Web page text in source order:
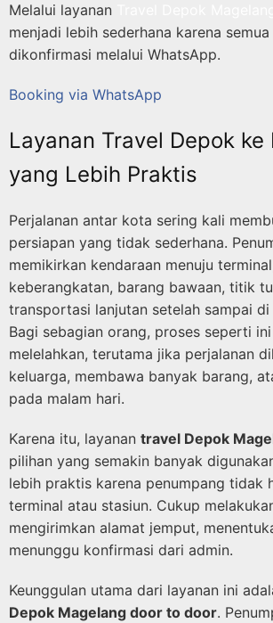
Melalui layanan
menjadi lebih sederhana karena
dikonfirmasi melalui WhatsApp.
Booking via WhatsApp
Layanan Travel Depok ke
yang Lebih Praktis
Perjalanan antar kota sering kali
persiapan yang tidak sederhana.
memikirkan kendaraan menuju
keberangkatan, barang bawaan, titik
transportasi lanjutan setelah sampai
Bagi sebagian orang, proses seperti
melelahkan, terutama jika perjalanan
keluarga, membawa banyak barang,
pada malam hari.
Karena itu, layanan travel Depok
pilihan yang semakin banyak
lebih praktis karena penumpang tidak
terminal atau stasiun. Cukup
mengirimkan alamat jemput,
menunggu konfirmasi dari admin.
Keunggulan utama dari layanan ini
Depok Magelang door to door.